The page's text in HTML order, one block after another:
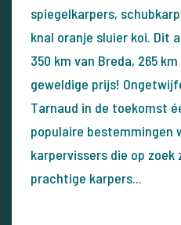
spiegelkarpers,
knal oranje sluier koi. Dit
350 km van Breda, 265
geweldige prijs!
Tarnaud in de toekomst
populaire bestemmingen
karpervissers die op
prachtige karpers...